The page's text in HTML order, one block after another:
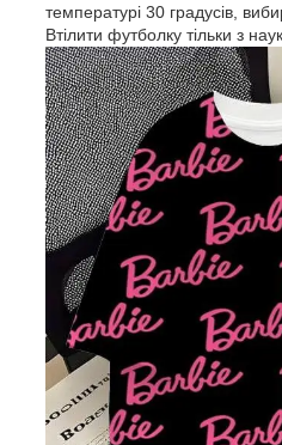
температурі 30 градусів,
Втілити футболку тільки з